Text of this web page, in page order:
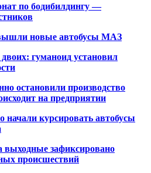
по бодибилдингу —
новые автобусы МАЗ
гуманоид установил
остановили производство
на предприятии
курсировать автобусы
выходные зафиксировано
происшествий